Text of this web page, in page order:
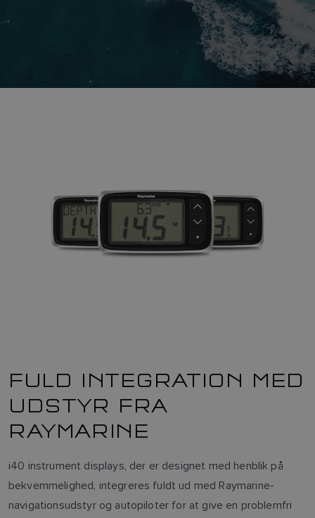
FULD INTEGRATION MED
UDSTYR FRA
RAYMARINE
i40 instrument displays, der er designet med henblik på
bekvemmelighed, integreres fuldt ud med Raymarine-
navigationsudstyr og autopiloter for at give en problemfri